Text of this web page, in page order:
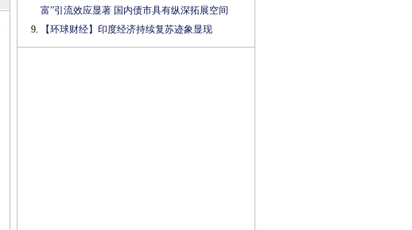
富”引流效应显著 国内债市具有纵深拓展空间
【环球财经】印度经济持续复苏迹象显现